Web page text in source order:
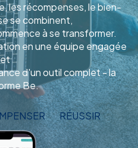
les récompenses, le bien-
se combinent,
à se transformer.
en une équipe engagée
et
d'un outil complet - la
Be.
RÉUSSIR